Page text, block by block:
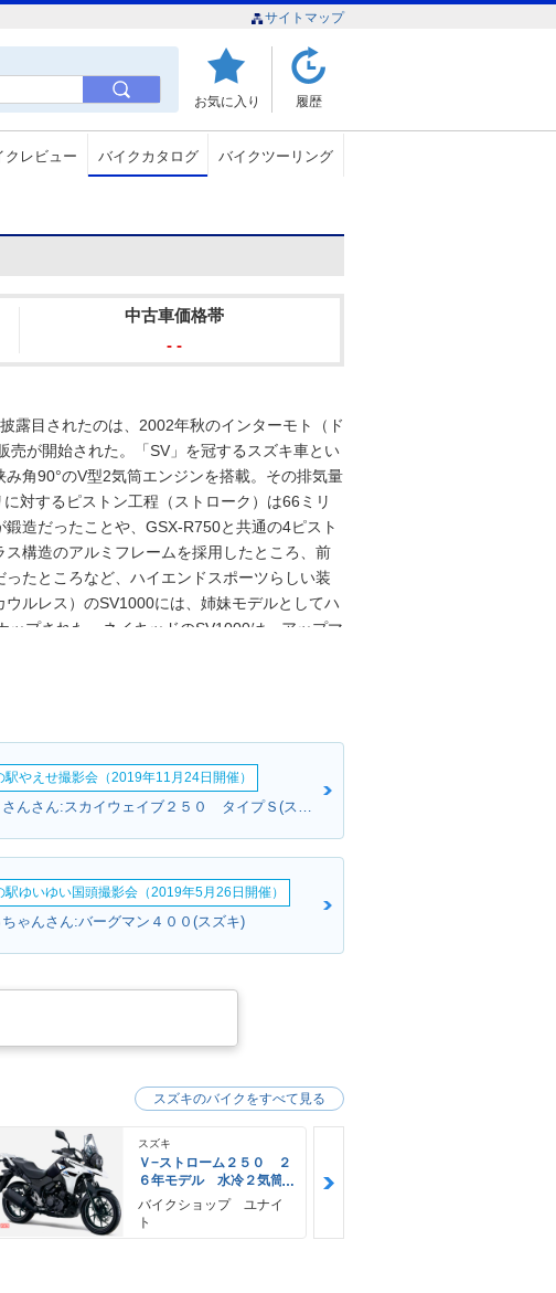
サイトマップ
お気に入り 履歴
クレビュー バイクカタログ バイクツーリング
中古車価格帯
- -
露目されたのは、2002年秋のインターモト（ド
売が開始された。「SV」を冠するスズキ車とい
角90°のV型2気筒エンジンを搭載。その排気量
対するピストン工程（ストローク）は66ミリ
造だったことや、GSX-R750と共通の4ピスト
構造のアルミフレームを採用したところ、前
たところなど、ハイエンドスポーツらしい装
ルレス）のSV1000には、姉妹モデルとしてハ
ップされた。ネイキッドのSV1000は、アップマ
駅やえせ撮影会（2019年11月24日開催）
さとさんさん:スカイウェイブ２５０ タイプＳ(スズキ)
駅ゆいゆい国頭撮影会（2019年5月26日開催）
ゃんさん:バーグマン４００(スズキ)
スズキ
Ｖ−ストローム２５０ ２
６年モデル 水冷２気筒
エンジン ＬＥＤヘッド
ライト標準装備
バイクショップ ユナイ
ト
スズキのバイクをすべて見る